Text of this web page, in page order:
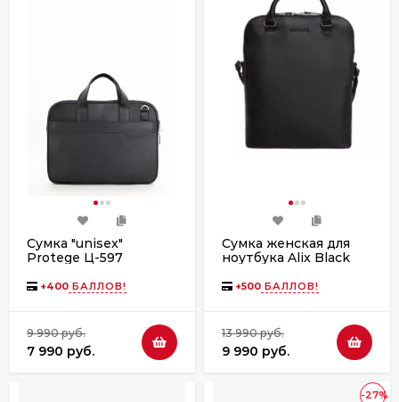
Сумка "unisex"
Protege Ц-597
+400 БАЛЛОВ!
9 990 руб.
7 990 руб.
Сумка женская для
ноутбука Alix Black
+500 БАЛЛОВ!
13 990 руб.
9 990 руб.
-27%